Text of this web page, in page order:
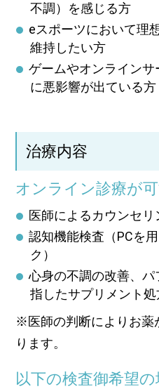
不調）を感じる方
eスポーツにおいて理
維持したい方
ゲームやオンライン
に悪影響が出ている方
治療内容
オンライン診療が可
医師によるカウンセリ
認知機能検査（PCを
ク）
心身の不調の改善、
指したサプリメント処
※医師の判断によりお薬
ります。
以下の検査御希望